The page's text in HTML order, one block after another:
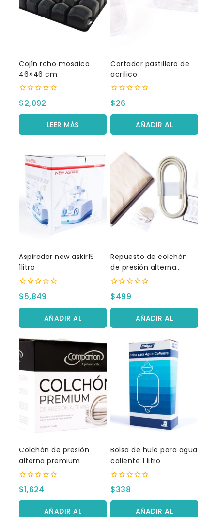
Cojín roho mosaico
46×46 cm
0
fuera
de
$2,092
LEER MÁS
Cortador pastillero de
acrílico
0
fuera
de
$26
AÑADIR AL
CARRITO
Aspirador new askir15
1litro
0
fuera
de
$5,849
AÑADIR AL
CARRITO
Repuesto de colchón
de presión alterna
lumex
0
fuera
de
$499
AÑADIR AL
CARRITO
Colchón de presión
alterna premium
0
fuera
de
$1,624
AÑADIR AL
Bolsa de hule para agua
caliente 1 litro
0
fuera
de
$338
AÑADIR AL